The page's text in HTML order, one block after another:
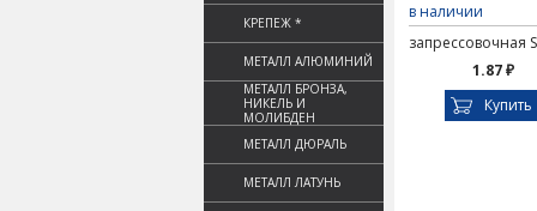
КРЕПЕЖ *
МЕТАЛЛ АЛЮМИНИЙ
МЕТАЛЛ БРОНЗА,
НИКЕЛЬ И
МОЛИБДЕН
МЕТАЛЛ ДЮРАЛЬ
МЕТАЛЛ ЛАТУНЬ
в наличии
запрессовочная
1.87 ₽
Купить